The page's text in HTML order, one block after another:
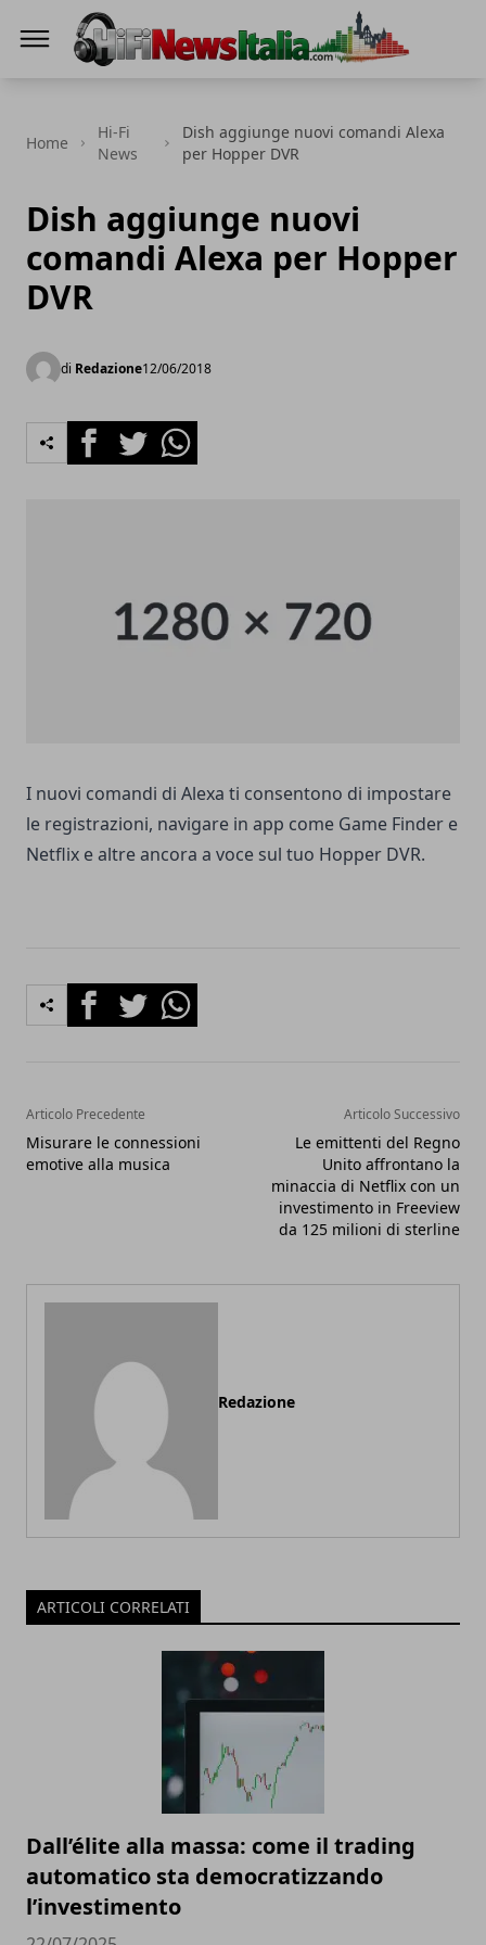
Home
Hi-Fi
News
Dish aggiunge nuovi comandi Alexa
per Hopper DVR
Dish aggiunge nuovi
comandi Alexa per Hopper
DVR
di Redazione12/06/2018
FacebookTwitterWhatsapp
I nuovi comandi di Alexa ti consentono di impostare
le registrazioni, navigare in app come Game Finder e
Netflix e altre ancora a voce sul tuo Hopper DVR.
FacebookTwitterWhatsapp
Articolo Precedente
Misurare le connessioni
emotive alla musica
Articolo Successivo
Le emittenti del Regno
Unito affrontano la
minaccia di Netflix con un
investimento in Freeview
da 125 milioni di sterline
Redazione
ARTICOLI CORRELATI
Dall’élite alla massa: come il trading
automatico sta democratizzando
l’investimento